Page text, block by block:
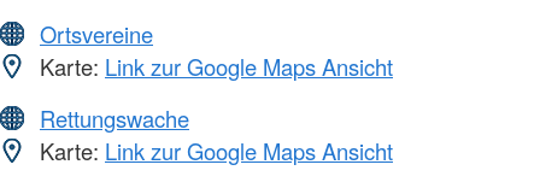
Ortsvereine
Karte: Link zur Google Maps Ansicht
Rettungswache
Karte: Link zur Google Maps Ansicht